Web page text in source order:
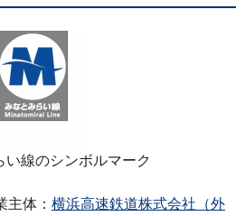
い線のシンボルマーク
体： 横浜高速鉄道株式会社（外